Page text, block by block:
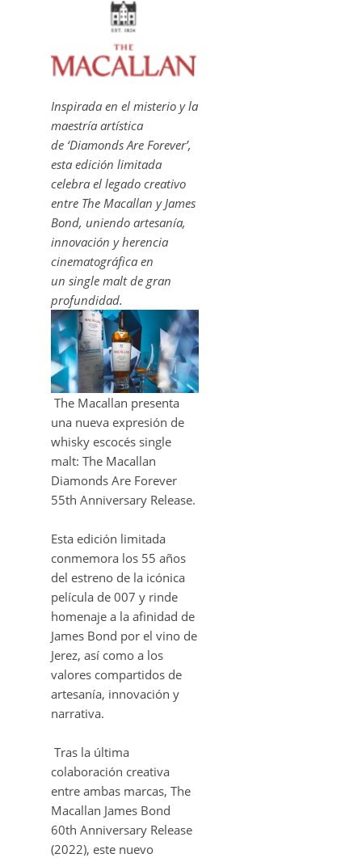
Inspirada en el misterio y la
maestría artística
de ‘Diamonds Are Forever’,
esta edición limitada
celebra el legado creativo
entre The Macallan y James
Bond, uniendo artesanía,
innovación y herencia
cinematográfica en
un single malt de gran
profundidad.
The Macallan presenta
una nueva expresión de
whisky escocés single
malt: The Macallan
Diamonds Are Forever
55th Anniversary Release.
Esta edición limitada
conmemora los 55 años
del estreno de la icónica
película de 007 y rinde
homenaje a la afinidad de
James Bond por el vino de
Jerez, así como a los
valores compartidos de
artesanía, innovación y
narrativa.
Tras la última
colaboración creativa
entre ambas marcas, The
Macallan James Bond
60th Anniversary Release
(2022), este nuevo